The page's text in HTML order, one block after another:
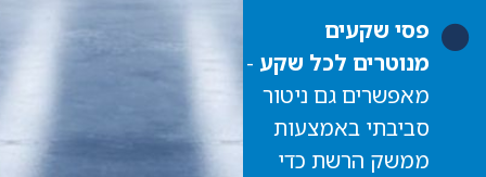
פסי שקעים
מנוטרים לכל שקע -
מאפשרים גם ניטור
סביבתי באמצעות
ממשק הרשת כדי